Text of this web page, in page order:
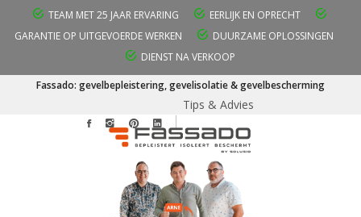
TEAM MET 25 JAAR ERVARING
EERLIJK EN OPRECHT
GARANTIE OP UITGEVOERDE WERKEN
DUURZAME OPLOSSINGEN
DIENST NA VERKOOP
Fassado: gevelbepleistering, gevelisolatie & gevelbescherming
Tips & Advies